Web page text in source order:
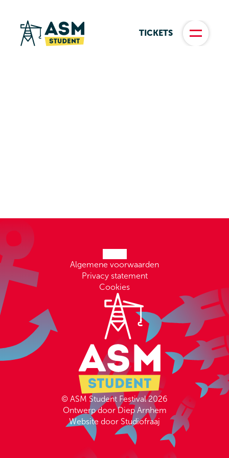
TICKETS
© ASM Student Festival 2026
Ontwerp door Diep Arnhem
Website door Studiofraaj
Algemene voorwaarden
Privacy statement
Cookies